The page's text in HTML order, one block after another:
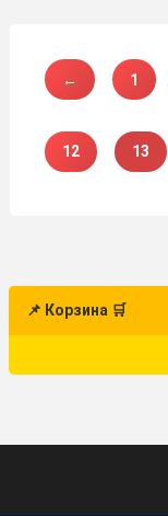
← 1
12 13
📌 Корзина 🛒